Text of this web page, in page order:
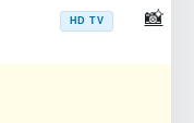
HD TV 📸